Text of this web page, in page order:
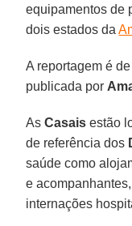
equipamentos de
dois estados da
A reportagem é de
publicada por
AsCasais estão
de referência dos
saúde como
e
internações